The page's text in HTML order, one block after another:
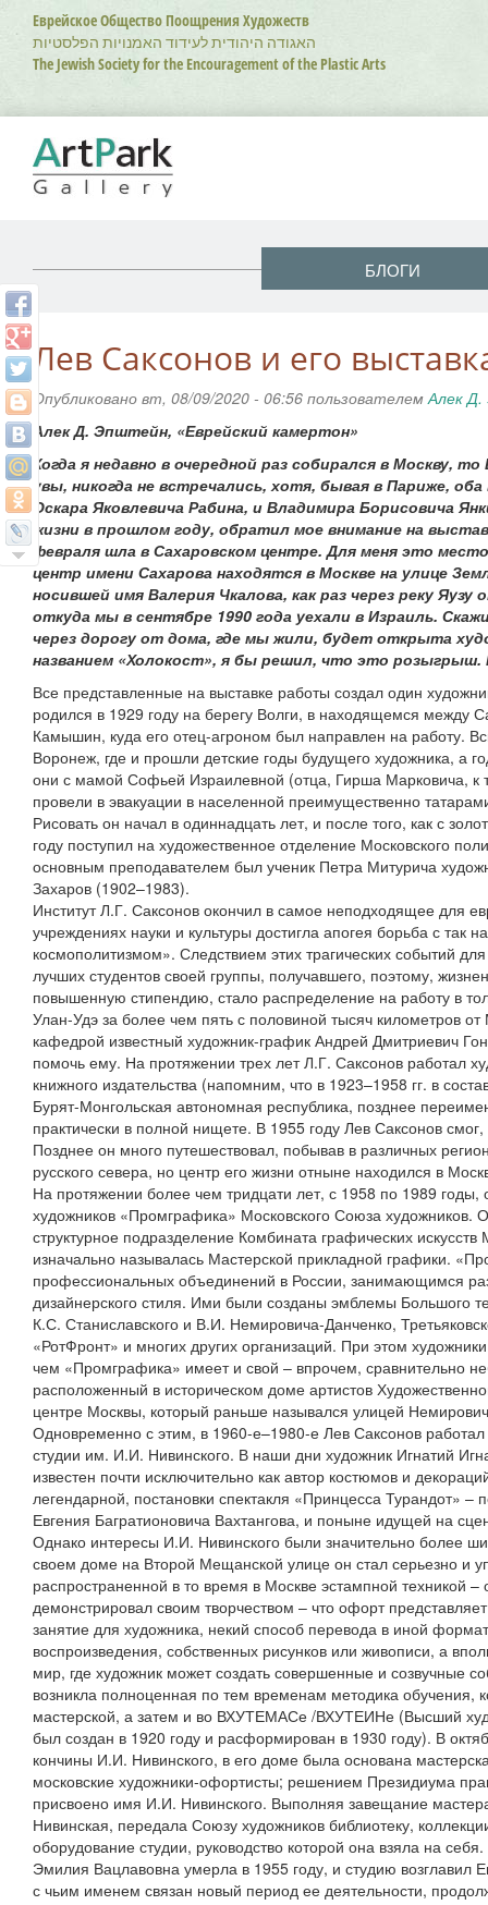
Перейти
основному
содержанию
Еврейское Общество Поощрения Художеств
האגודה היהודית לעידוד האמנויות הפלסטיות
The Jewish Society for the Encouragement of the Plastic Arts
БЛОГИ
Лев Саксонов и его
Опубликовано вт, 08/09/2020 - 06:56 пользователемАлек
Алек Д. Эпштейн, «Еврейский камертон»
Когда я недавно в очередной раз собирался в Москву,
увы, никогда не встречались, хотя, бывая в Париже,
Оскара Яковлевича Рабина, и Владимира Борисовича
жизни в прошлом году, обратил мое внимание на
февраля шла в Сахаровском центре. Для меня это
центр имени Сахарова находятся в Москве на улице
носившей имя Валерия Чкалова, как раз через реку
откуда мы в сентябре 1990 года уехали в Израиль.
через дорогу от дома, где мы жили, будет открыта
названием «Холокост», я бы решил, что это
Все представленные на выставке работы создал один
родился в 1929 году на берегу Волги, в находящемся между
Камышин, куда его отец-агроном был направлен на работу.
Воронеж, где и прошли детские годы будущего художника, а
они с мамой Софьей Израилевной (отца, Гирша Марковича,
провели в эвакуации в населенной преимущественно
Рисовать он начал в одиннадцать лет, и после того, как с
году поступил на художественное отделение Московского
основным преподавателем был ученик Петра Митурича
Захаров (1902–1983).
Институт Л.Г. Саксонов окончил в самое неподходящее для
учреждениях науки и культуры достигла апогея борьба с так
космополитизмом». Следствием этих трагических событий
лучших студентов своей группы, получавшего, поэтому,
повышенную стипендию, стало распределение на работу в
Улан-Удэ за более чем пять с половиной тысяч километров
кафедрой известный художник-график Андрей Дмитриевич
помочь ему. На протяжении трех лет Л.Г. Саксонов работал
книжного издательства (напомним, что в 1923–1958 гг. в
Бурят-Монгольская автономная республика, позднее
практически в полной нищете. В 1955 году Лев Саксонов
Позднее он много путешествовал, побывав в различных
русского севера, но центр его жизни отныне находился в
На протяжении более чем тридцати лет, с 1958 по 1989
художников «Промграфика» Московского Союза художников.
структурное подразделение Комбината графических
изначально называлась Мастерской прикладной графики.
профессиональных объединений в России, занимающимся
дизайнерского стиля. Ими были созданы эмблемы Большого
К.С. Станиславского и В.И. Немировича-Данченко,
«РотФронт» и многих других организаций. При этом
чем «Промграфика» имеет и свой – впрочем, сравнительно
расположенный в историческом доме артистов
центре Москвы, который раньше назывался улицей
Одновременно с этим, в 1960-е–1980-е Лев Саксонов работал
студии им. И.И. Нивинского. В наши дни художник Игнатий
известен почти исключительно как автор костюмов и
легендарной, постановки спектакля «Принцесса Турандот» –
Евгения Багратионовича Вахтангова, и поныне идущей на
Однако интересы И.И. Нивинского были значительно более
своем доме на Второй Мещанской улице он стал серьезно и
распространенной в то время в Москве эстампной техникой
демонстрировал своим творчеством – что офорт
занятие для художника, некий способ перевода в иной
воспроизведения, собственных рисунков или живописи, а
мир, где художник может создать совершенные и созвучные
возникла полноценная по тем временам методика обучения,
мастерской, а затем и во ВХУТЕМАСе /ВХУТЕИНе (Высший
был создан в 1920 году и расформирован в 1930 году). В
кончины И.И. Нивинского, в его доме была основана
московские художники-офортисты; решением Президиума
присвоено имя И.И. Нивинского. Выполняя завещание
Нивинская, передала Союзу художников библиотеку,
оборудование студии, руководство которой она взяла на себя.
Эмилия Вацлавовна умерла в 1955 году, и студию возглавил
с чьим именем связан новый период ее деятельности,